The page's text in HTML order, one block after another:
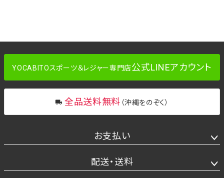
YOCABITOスポーツ＆レジャー専門店公式LINEアカウント
全品送料無料 （沖縄をのぞく）
お支払い
配送・送料